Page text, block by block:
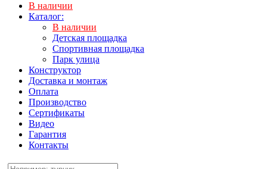
В наличии
Каталог:
В наличии
Детская площадка
Спортивная площадка
Парк улица
Конструктор
Доставка и монтаж
Оплата
Производство
Сертификаты
Видео
Гарантия
Контакты